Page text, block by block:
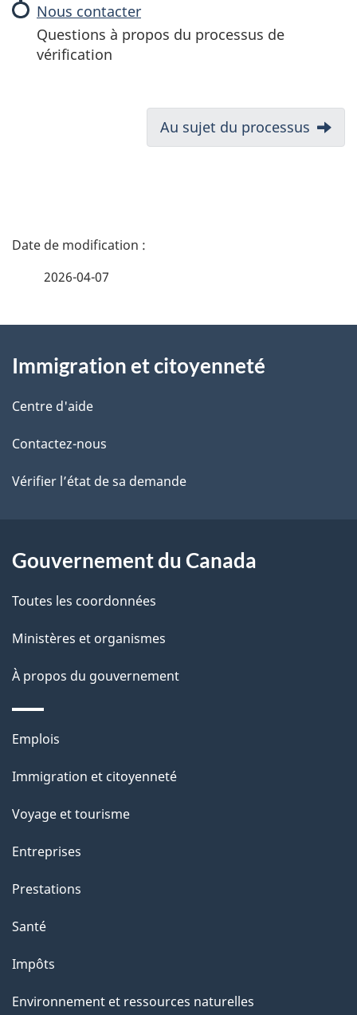
Nous contacter
Questions à propos du processus de
vérification
t
i
o
n
d
o
c
u
m
e
n
t
Suivant:
Au sujet du processus
D
i
l
s
d
l
p
a
g
e
2026-04-07
propos
de
ce
site
Immigration et citoyenneté
Centre d'aide
Contactez-nous
Vérifier l’état de sa demande
Gouvernement du Canada
Toutes les coordonnées
Ministères et organismes
À propos du gouvernement
Thèmes
sujets
Emplois
Immigration et citoyenneté
Voyage et tourisme
Entreprises
Prestations
Santé
Impôts
Environnement et ressources naturelles